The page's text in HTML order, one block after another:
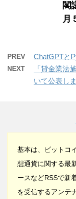
閣
月
PREV ChatGPTと
NEXT
「貸金業法
いて公表し
基本は、ビットコ
想通貨に関する最
ースなどRSSで新
を受信するアンテ